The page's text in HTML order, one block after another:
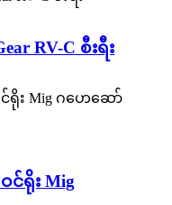
RV-C စီးရီး
ရိုး Mig